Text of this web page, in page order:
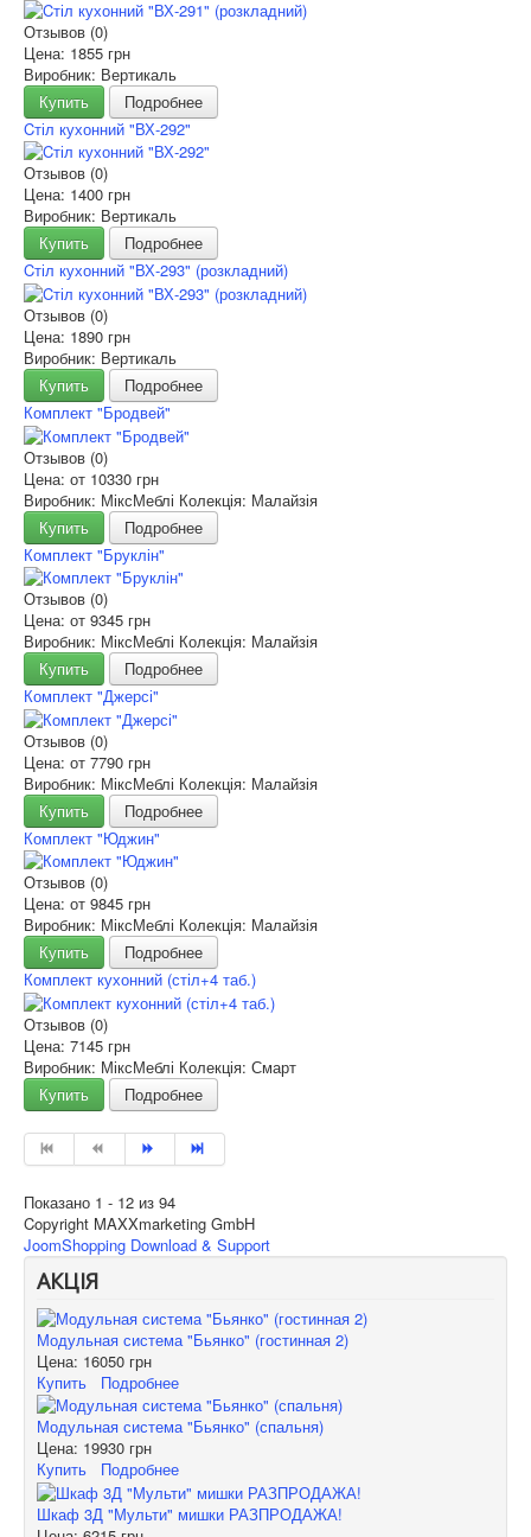
Отзывов (0)
Цена: 1855 грн
Виробник: Вертикаль
Купить
Подробнее
Cтіл кухонний "ВХ-292"
Отзывов (0)
Цена: 1400 грн
Виробник: Вертикаль
Купить
Подробнее
Cтіл кухонний "ВХ-293" (розкладний)
Отзывов (0)
Цена: 1890 грн
Виробник: Вертикаль
Купить
Подробнее
Комплект "Бродвей"
Отзывов (0)
Цена: от 10330 грн
Виробник: МіксМеблі Колекція: Малайзія
Купить
Подробнее
Комплект "Бруклін"
Отзывов (0)
Цена: от 9345 грн
Виробник: МіксМеблі Колекція: Малайзія
Купить
Подробнее
Комплект "Джерсі"
Отзывов (0)
Цена: от 7790 грн
Виробник: МіксМеблі Колекція: Малайзія
Купить
Подробнее
Комплект "Юджин"
Отзывов (0)
Цена: от 9845 грн
Виробник: МіксМеблі Колекція: Малайзія
Купить
Подробнее
Комплект кухонний (стіл+4 таб.)
Отзывов (0)
Цена: 7145 грн
Виробник: МіксМеблі Колекція: Смарт
Купить
Подробнее
Показано 1 - 12 из 94
Copyright MAXXmarketing GmbH
JoomShopping Download & Support
АКЦІЯ
Модульная система "Бьянко" (гостинная 2)
Цена: 16050 грн
Купить
Подробнее
Модульная система "Бьянко" (спальня)
Цена: 19930 грн
Купить
Подробнее
Шкаф 3Д "Мульти" мишки РАЗПРОДАЖА!